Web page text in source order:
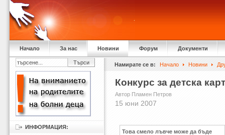
Начало За нас Новини Форум Документи
Намирате се в: Начало Новини
Конкурс за детска
Автор Пламен Петров
15 юни 2007
Това смело лъвче може да бъде
ИНФОРМАЦИЯ: